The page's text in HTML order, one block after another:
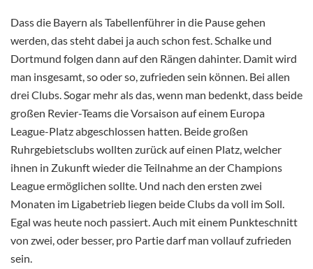
Dass die Bayern als Tabellenführer in die Pause gehen
werden, das steht dabei ja auch schon fest. Schalke und
Dortmund folgen dann auf den Rängen dahinter. Damit wird
man insgesamt, so oder so, zufrieden sein können. Bei allen
drei Clubs. Sogar mehr als das, wenn man bedenkt, dass beide
großen Revier-Teams die Vorsaison auf einem Europa
League-Platz abgeschlossen hatten. Beide großen
Ruhrgebietsclubs wollten zurück auf einen Platz, welcher
ihnen in Zukunft wieder die Teilnahme an der Champions
League ermöglichen sollte. Und nach den ersten zwei
Monaten im Ligabetrieb liegen beide Clubs da voll im Soll.
Egal was heute noch passiert. Auch mit einem Punkteschnitt
von zwei, oder besser, pro Partie darf man vollauf zufrieden
sein.